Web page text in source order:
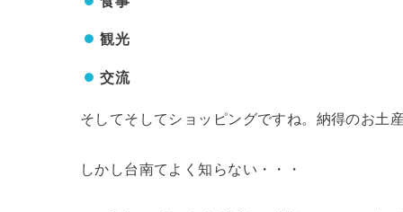
観光
交流
そしてそしてショッピングですね。納得のお土
しかし台南てよく知らない・・・